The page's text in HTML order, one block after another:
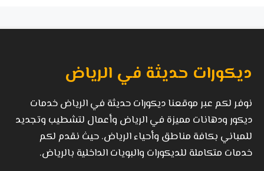
ديكورات حديثة في الرياض
نوفر لكم عبر موقعنا ديكورات حديثة في الرياض خدمات
ديكور ودهانات مميزة في الرياض وأعمال لتشطيب وتجديد
للمباني بكافة مناطق وأحياء الرياض. حيث نقدم لكم
خدمات متكاملة للديكورات والبويات الداخلية بالرياض.